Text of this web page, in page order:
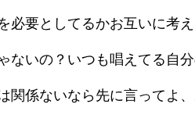
必要としてるかお互いに考
ないの？いつも唱えてる自
関係ないなら先に言ってよ